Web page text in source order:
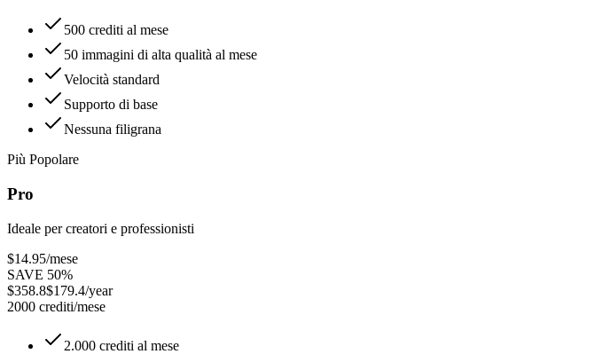
500 crediti al mese
50 immagini di alta qualità al mese
Velocità standard
Supporto di base
Nessuna filigrana
Più Popolare
Pro
Ideale per creatori e professionisti
$14.95/mese
SAVE 50%
$358.8$179.4/year
2000 crediti/mese
2.000 crediti al mese